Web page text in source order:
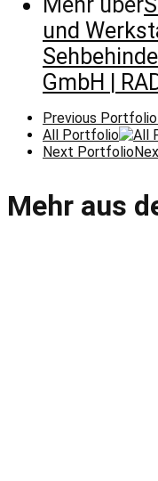
und
GmbH |
Previous Portfolio
All Portfolio
Next Portfolio
Mehr aus